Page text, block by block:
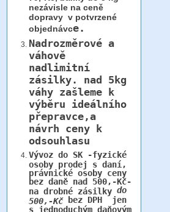
nezávisle na ceně
dopravy v potvrzené
objednávce.
Nadrozměrové a
váhově
nadlimitní
zásilky. nad 5kg
váhy zašleme k
výběru ideálního
přepravce,a
návrh ceny k
odsouhlasu
Vývoz do SK -fyzické
osoby prodej s daní,
právnické osoby ceny
bez daně nad 500,-Kč-
na drobné zásilky do
500,-Kčbez DPH jen
s jednoduchým daňovým